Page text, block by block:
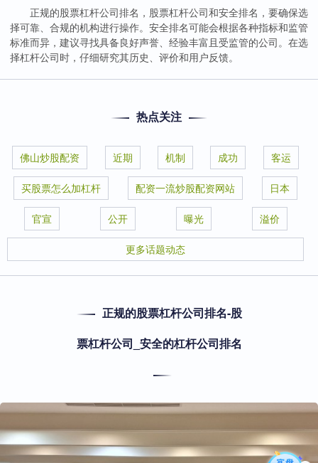
正规的股票杠杆公司排名，股票杠杆公司和安全排名，要确保选
择可靠、合规的机构进行操作。安全排名可能会根据各种指标和监管
标准而异，建议寻找具备良好声誉、经验丰富且受监管的公司。在选
择杠杆公司时，仔细研究其历史、评价和用户反馈。
热点关注
佛山炒股配资 近期 机制 成功 客运
买股票怎么加杠杆 配资一流炒股配资网站 日本
官宣 公开 曝光 溢价
更多话题动态
正规的股票杠杆公司排名-股
票杠杆公司_安全的杠杆公司排名